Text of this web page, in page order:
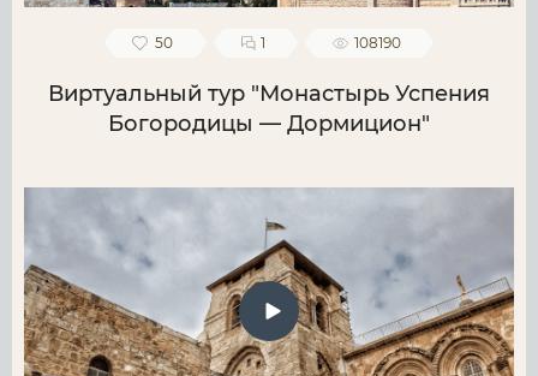
50 1 108190
Виртуальный тур "Монастырь Успения
Богородицы — Дормицион"